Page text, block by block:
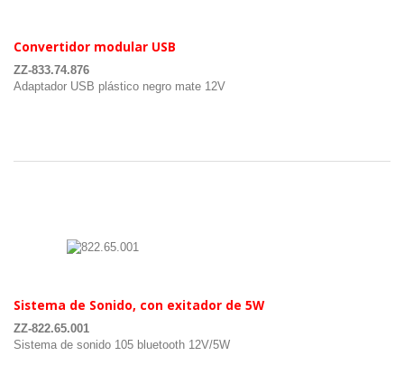
Convertidor modular USB
ZZ-833.74.876
Adaptador USB plástico negro mate 12V
Sistema de Sonido, con exitador de 5W
ZZ-822.65.001
Sistema de sonido 105 bluetooth 12V/5W